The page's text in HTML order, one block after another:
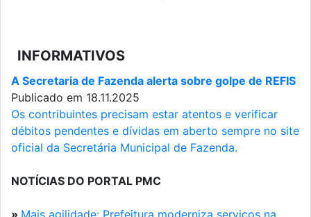
INFORMATIVOS
A Secretaria de Fazenda alerta sobre golpe de REFIS
Publicado em 18.11.2025
Os contribuintes precisam estar atentos e verificar
débitos pendentes e dívidas em aberto sempre no site
oficial da Secretária Municipal de Fazenda.
NOTÍCIAS DO PORTAL PMC